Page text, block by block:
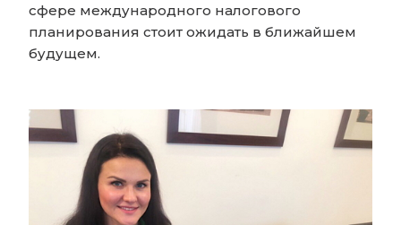
сфере международного налогового
планирования стоит ожидать в ближайшем
будущем.